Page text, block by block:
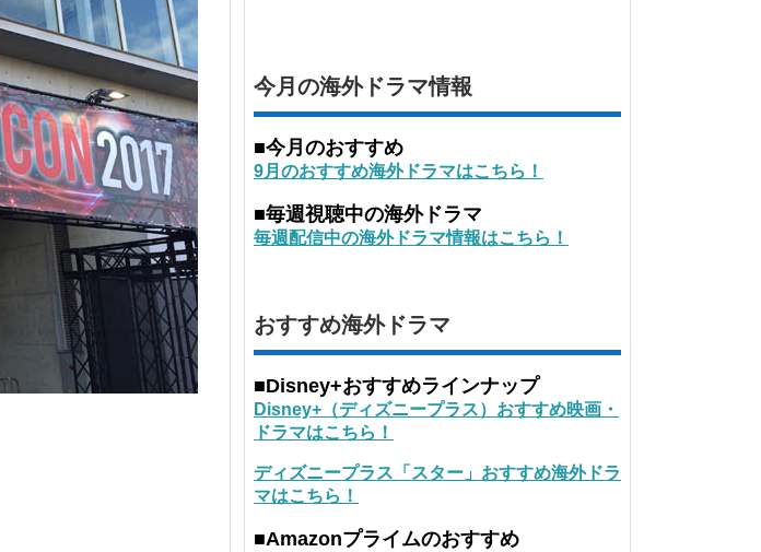
今月の海外ドラマ情報
■今月のおすすめ
9月のおすすめ海外ドラマはこちら！
■毎週視聴中の海外ドラマ
毎週配信中の海外ドラマ情報はこちら！
おすすめ海外ドラマ
■Disney+おすすめラインナップ
Disney+（ディズニープラス）おすすめ映画・
ドラマはこちら！
ディズニープラス「スター」おすすめ海外ドラ
マはこちら！
■Amazonプライムのおすすめ